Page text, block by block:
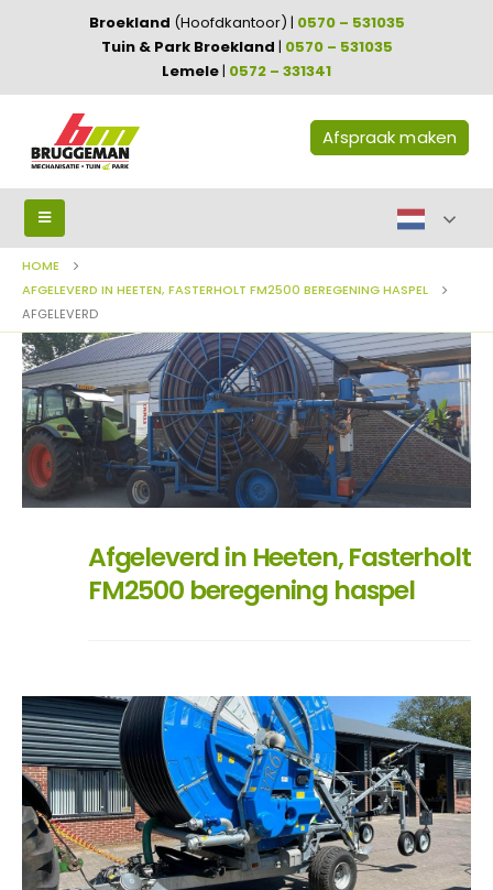
Broekland (Hoofdkantoor) | 0570 – 531035
Tuin & Park Broekland | 0570 – 531035
Lemele| 0572 – 331341
Afspraak maken
HOME
AFGELEVERD IN HEETEN, FASTERHOLT FM2500 BEREGENING HASPEL
AFGELEVERD
Afgeleverd in Heeten, Fasterholt
FM2500 beregening haspel